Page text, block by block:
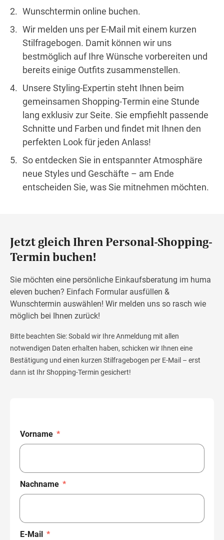
Wunschtermin online buchen.
Wir melden uns per E-Mail mit einem kurzen
Stilfragebogen. Damit können wir uns
bestmöglich auf Ihre Wünsche vorbereiten und
bereits einige Outfits zusammenstellen.
Unsere Styling-Expertin steht Ihnen beim
gemeinsamen Shopping-Termin eine Stunde
lang exklusiv zur Seite. Sie empfiehlt passende
Schnitte und Farben und findet mit Ihnen den
perfekten Look für jeden Anlass!
So entdecken Sie in entspannter Atmosphäre
neue Styles und Geschäfte – am Ende
entscheiden Sie, was Sie mitnehmen möchten.
Jetzt gleich Ihren Personal-Shopping-
Termin buchen!
Sie möchten eine persönliche Einkaufsberatung im huma
eleven buchen? Einfach Formular ausfüllen &
Wunschtermin auswählen! Wir melden uns so rasch wie
möglich bei Ihnen zurück!
Bitte beachten Sie: Sobald wir Ihre Anmeldung mit allen
notwendigen Daten erhalten haben, schicken wir Ihnen eine
Bestätigung und einen kurzen Stilfragebogen per E-Mail – erst
dann ist Ihr Shopping-Termin gesichert!
Vorname *
Nachname *
E-Mail *